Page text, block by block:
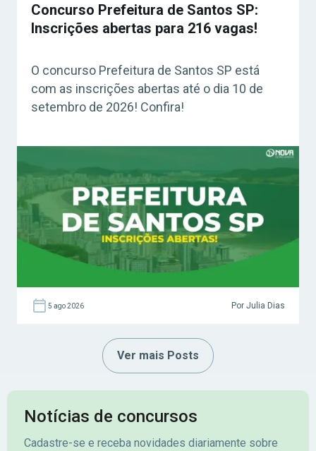
Concurso Prefeitura de Santos SP:
Inscrições abertas para 216 vagas!
O concurso Prefeitura de Santos SP está
com as inscrições abertas até o dia 10 de
setembro de 2026! Confira!
5 ago 2026 Por Julia Dias
Ver mais Posts
Notícias de concursos
Cadastre-se e receba novidades diariamente sobre